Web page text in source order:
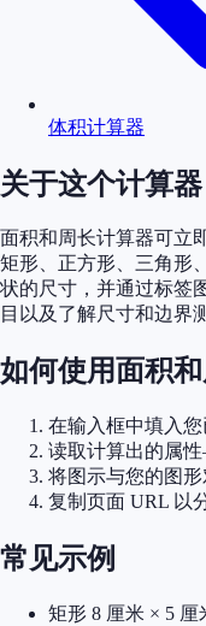
体积计算器
关于这个计算器
面积和周长计算器可立
矩形、正方形、三角形
状的尺寸，并通过标签
目以及了解尺寸和边界
如何使用面积
在输入框中填入您
读取计算出的属
将图示与您的图形
复制页面 URL 以
常见示例
矩形 8 厘米 × 5